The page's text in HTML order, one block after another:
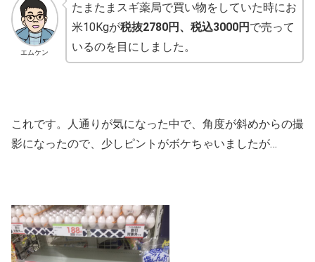
エムケン
たまたまスギ薬局で買い物をしていた時にお
米10Kgが税抜2780円、税込3000円 で売って
いるのを目にしました。
これです。人通りが気になった中で、角度が斜めからの撮
影になったので、少しピントがボケちゃいましたが…